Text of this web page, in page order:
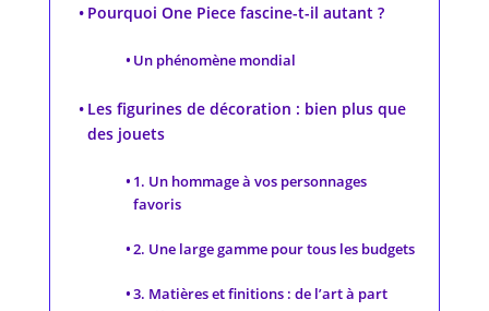
Pourquoi One Piece fascine-t-il autant ?
Un phénomène mondial
Les figurines de décoration : bien plus que
des jouets
1. Un hommage à vos personnages
favoris
2. Une large gamme pour tous les budgets
3. Matières et finitions : de l’art à part